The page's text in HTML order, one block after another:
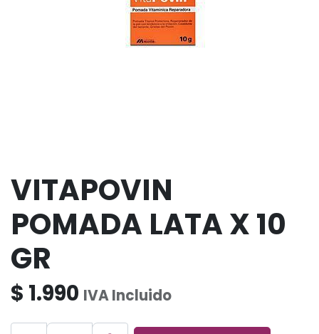
VITAPOVIN
POMADA LATA X 10
GR
$ 1.990 IVA Incluido